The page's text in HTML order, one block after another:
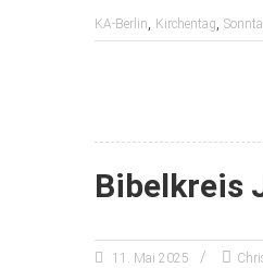
KA-Berlin, Kirchentag,
Bibelkreis
11. Mai 2025